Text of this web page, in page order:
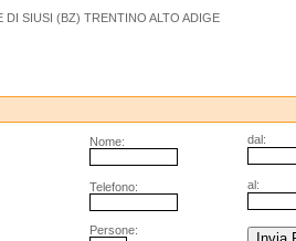
DI SIUSI (BZ) TRENTINO ALTO ADIGE
Nome: dal:
Telefono: al:
Persone: